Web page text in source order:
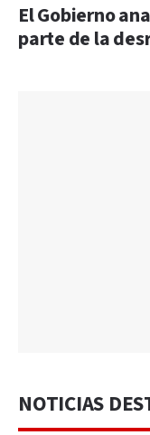
El Gobierno
parte de la
NOTICIAS